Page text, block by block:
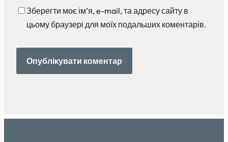
Зберегти моє ім’я, e-mail, та адресу сайту в
цьому браузері для моїх подальших коментарів.